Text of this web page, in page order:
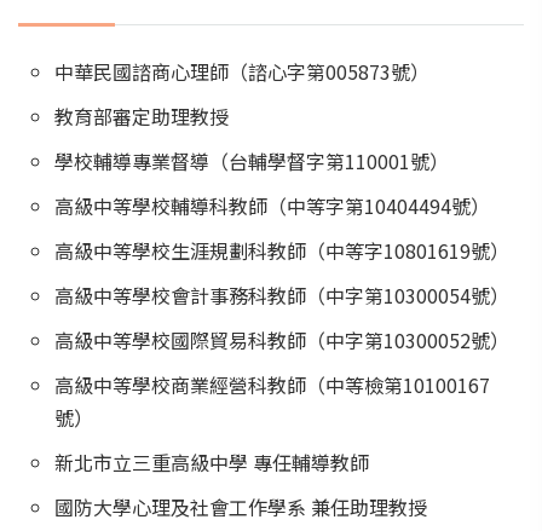
中華民國諮商心理師（諮心字第005873號）
教育部審定助理教授
學校輔導專業督導（台輔學督字第110001號）
高級中等學校輔導科教師（中等字第10404494號）
高級中等學校生涯規劃科教師（中等字10801619號）
高級中等學校會計事務科教師（中字第10300054號）
高級中等學校國際貿易科教師（中字第10300052號）
高級中等學校商業經營科教師（中等檢第10100167
號）
新北市立三重高級中學 專任輔導教師
國防大學心理及社會工作學系 兼任助理教授